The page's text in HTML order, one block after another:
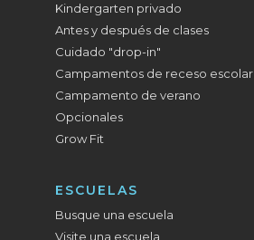
Kindergarten privado
Antes y después de clases
Cuidado "drop-in"
Campamentos de receso escolar
Campamento de verano
Opcionales
Grow Fit
ESCUELAS
Busque una escuela
Visite una escuela